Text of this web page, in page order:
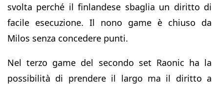
svolta perché il finlandese sbaglia un diritto di
facile esecuzione. Il nono game è chiuso da
Milos senza concedere punti.
Nel terzo game del secondo set Raonic ha la
possibilità di prendere il largo ma il diritto a